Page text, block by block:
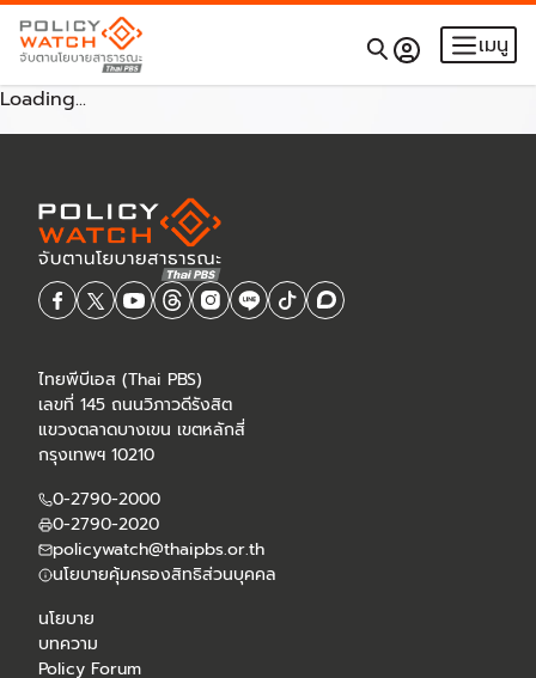
เมนู
Loading...
ไทยพีบีเอส (Thai PBS)
เลขที่ 145 ถนนวิภาวดีรังสิต
แขวงตลาดบางเขน เขตหลักสี่
กรุงเทพฯ 10210
0-2790-2000
0-2790-2020
policywatch@thaipbs.or.th
นโยบายคุ้มครองสิทธิส่วนบุคคล
นโยบาย
บทความ
Policy Forum